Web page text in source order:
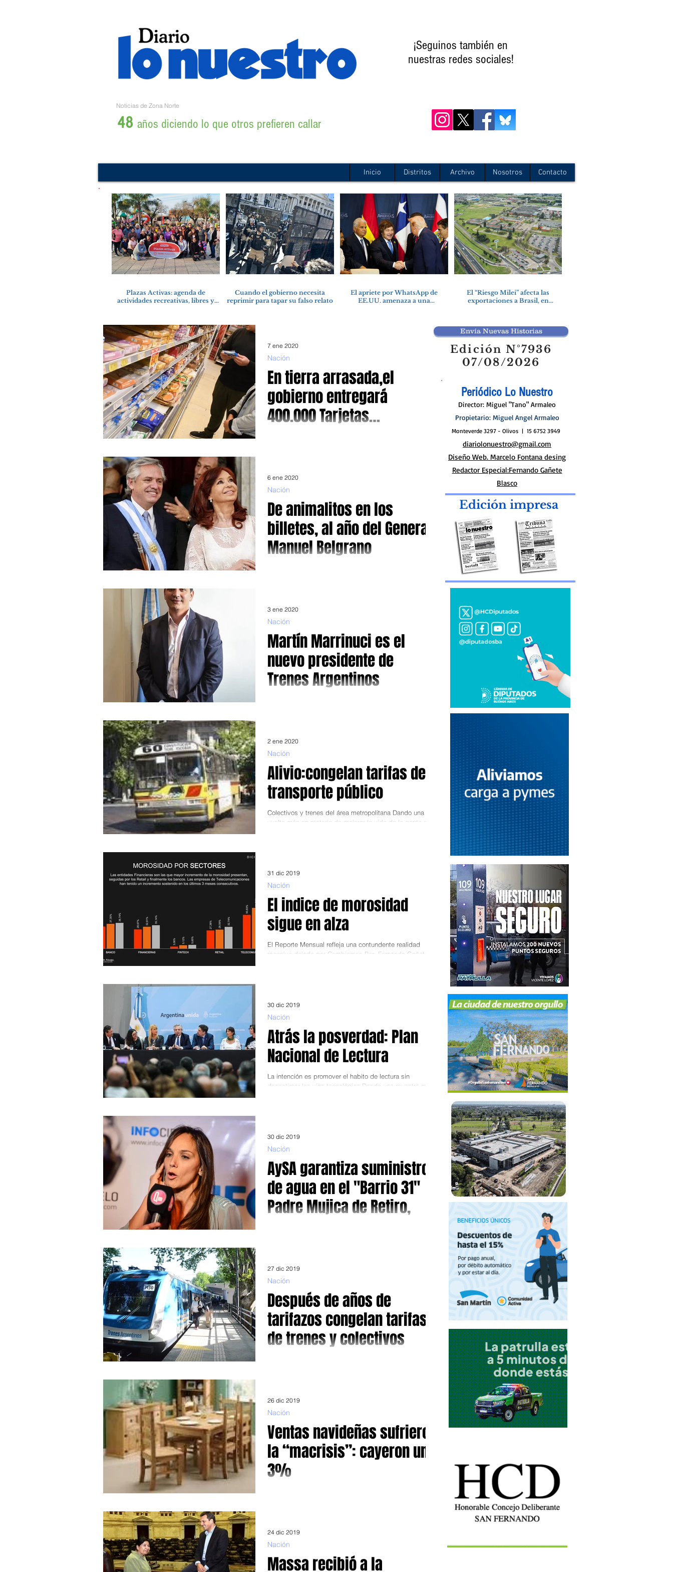
¡Seguinos también en
nuestras redes sociales!
Noticias de Zona Norte
48 años diciendo lo que otros prefieren callar
Inicio Distritos Archivo Nosotros Contacto
Plazas Activas: agenda de
actividades recreativas, libres y
Cuando el gobierno necesita
reprimir para tapar su falso relato
El apriete por WhatsApp de
EE.UU. amenaza a una
El “Riesgo Milei” afecta las
exportaciones a Brasil, en
En tierra arrasada,el
gobierno entregará
400.000 Tarjetas
Nación
7 ene 2020
De animalitos en los
billetes, al año del General
Manuel Belgrano
Nación
6 ene 2020
Martín Marrinuci es el
nuevo presidente de
Trenes Argentinos
Nación
3 ene 2020
Alivio:congelan tarifas de
transporte público
Colectivos y trenes del área metropolitana Dando una
vuelta más en materia de mejorar la vida de la gente de a
Nación
2 ene 2020
El indice de morosidad
sigue en alza
El Reporte Mensual refleja una contundente realidad
recesiva dejada por Cambiemos Por: Fernando Gañete
Nación
31 dic 2019
Atrás la posverdad: Plan
Nacional de Lectura
La intención es promover el habito de lectura sin
desestimar las vías tecnológica Dando una muestra más
Nación
30 dic 2019
AySA garantiza suministro
de agua en el "Barrio 31"
Padre Mujica de Retiro,
Nación
30 dic 2019
Después de años de
tarifazos congelan tarifas
de trenes y colectivos
Nación
27 dic 2019
Ventas navideñas sufrieron
la “macrisis”: cayeron un
3%
Nación
26 dic 2019
Massa recibió a la
Nación
24 dic 2019
Envía Nuevas Historias
Edición N°7936
07/08/2026
Periódico Lo Nuestro
Director: Miguel "Tano" Armaleo
Propietario: Miguel Angel Armaleo
Monteverde 3297 - Olivos | 15 6752 3949
diariolonuestro@gmail.com
Diseño Web. Marcelo Fontana desing
Redactor Especial:Fernando Gañete
Blasco
Edición impresa